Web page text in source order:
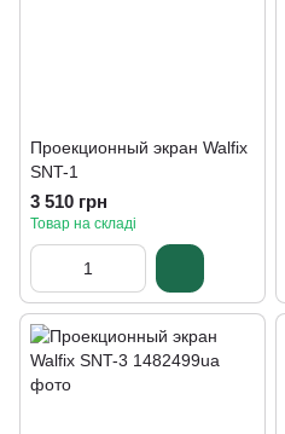
Проекционный экран Walfix
SNT-1
3 510 грн
Товар на складі